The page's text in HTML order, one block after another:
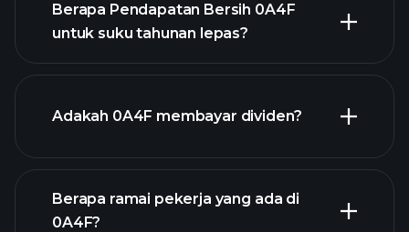
pendapatan 0A4F
laporan kewangan 0A4F
Berapa Pendapatan Bersih 0A4F
untuk suku tahunan lepas?
laporan kewangan 0A4F
Adakah 0A4F membayar dividen?
Berapa ramai pekerja yang ada di
0A4F?